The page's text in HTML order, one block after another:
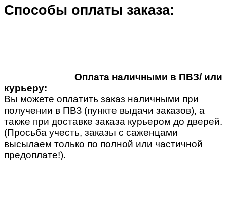
Способы оплаты заказа:
Оплата наличными в ПВЗ/ или
курьеру:
Вы можете оплатить заказ наличными при
получении в ПВЗ (пункте выдачи заказов), а
также при доставке заказа курьером до дверей.
(Просьба учесть, заказы с саженцами
высылаем только по полной или частичной
предоплате!).